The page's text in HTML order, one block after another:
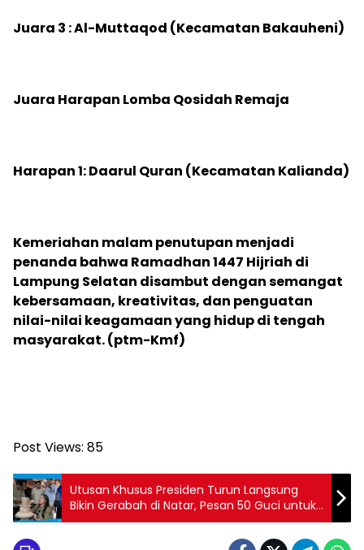
‎Juara 3 : Al-Muttaqod (Kecamatan Bakauheni)
‎Juara Harapan Lomba Qosidah Remaja
‎Harapan 1: Daarul Quran (Kecamatan Kalianda)
‎Kemeriahan malam penutupan menjadi
penanda bahwa Ramadhan 1447 Hijriah di
Lampung Selatan disambut dengan semangat
kebersamaan, kreativitas, dan penguatan
nilai-nilai keagamaan yang hidup di tengah
masyarakat. (ptm-Kmf)
Post Views: 85
Utusan Khusus Presiden Turun Langsung
Bikin Gerabah di Natar, Pesan 50 Guci untuk